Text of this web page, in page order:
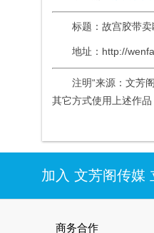
标题：故宫胶带
地址：http://
注明“来源：文芳
其它方式使用上述作
加入 文芳阁传媒
商务合作